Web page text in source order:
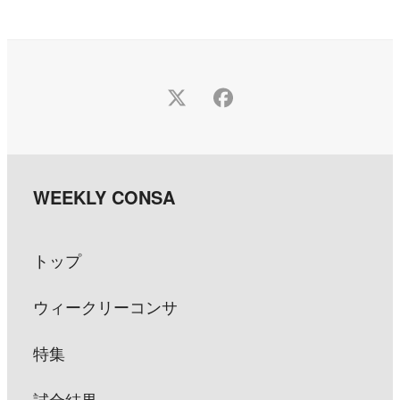
TwitterFacebook
トップ
ウィークリーコンサ
特集